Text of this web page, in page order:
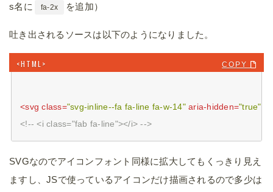
s名に
fa-2x を追加）
吐き出されるソースは以下のようになりました。
<svg class="svg-inline--fa fa-line fa-w-14" aria-hidden="true"
<!-- <i class="fab fa-line"></i> -->
COPY
SVGなのでアイコンフォント同様に拡大してもくっきり見え
ますし、JSで使っているアイコンだけ描画されるので多少は